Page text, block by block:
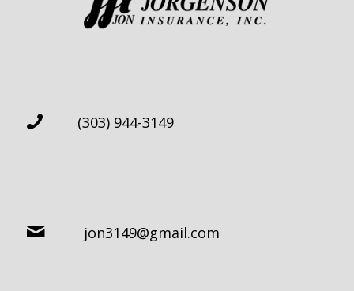
(303) 944-3149
jon3149@gmail.com